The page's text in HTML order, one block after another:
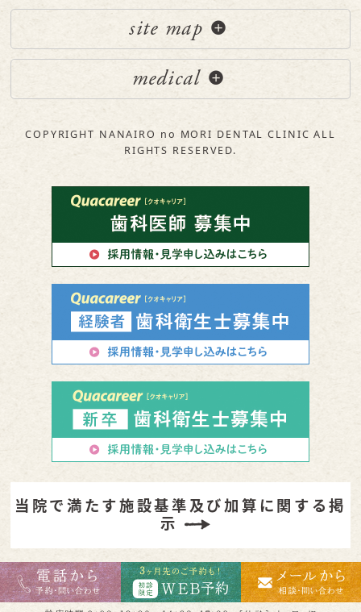
site map
medical
COPYRIGHT NANAIRO no MORI DENTAL CLINIC ALL
RIGHTS RESERVED.
当院で満たす施設基準及び加算に関する掲
示